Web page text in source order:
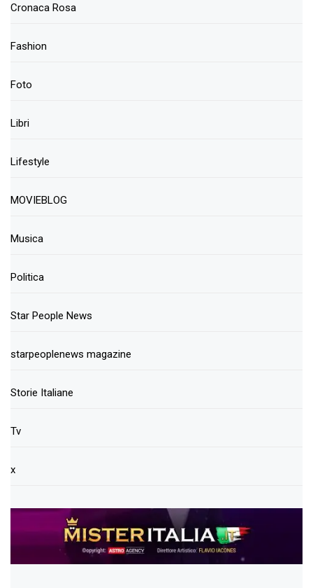
Cronaca Rosa
Fashion
Foto
Libri
Lifestyle
MOVIEBLOG
Musica
Politica
Star People News
starpeoplenews magazine
Storie Italiane
Tv
x